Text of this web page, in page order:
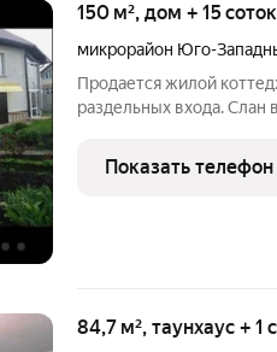
150 м², дом + 15
микрорайон Юго-
Продается жилой
раздельных входа. Слан
Показать телефон
84,7 м², таунхаус + 1